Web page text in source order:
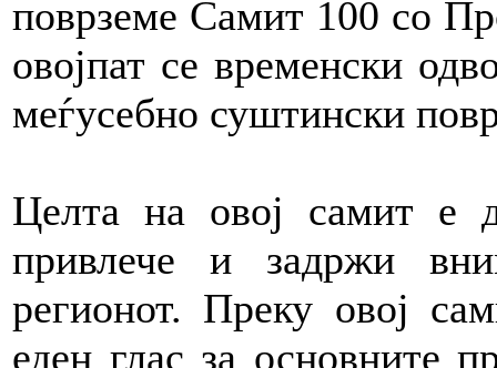
поврземе Самит 100 со
овојпат се временски
меѓусебно суштински
Целта на овој самит е
привлече и задржи
регионот. Преку овој
еден глас за основните